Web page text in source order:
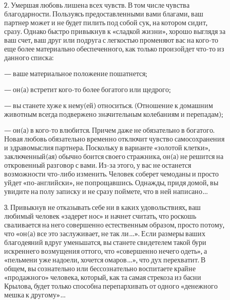
2. Умершая любовь лишена всех чувств. В том числе чувства
благодарности. Пользуясь предоставленными вами благами, ваш
партнер может и не будет пилить под собой сук, на котором сидит,
сразу. Однако быстро привыкнув к «сладкой жизни», хорошо выглядя за
ваш счет, ваш друг или подруга с легкостью променяют вас на кого-то
еще более материально обеспеченного, как только произойдет что-то из
данного списка:
— ваше материальное положение пошатнется;
— он(а) встретит кого-то более богатого или щедрого;
— вы станете хуже к нему(ей) относиться. (Отношение к домашним
животным всегда подвержено значительным колебаниям и перепадам);
— он(а) в кого-то влюбится. Причем даже не обязательно в богатого.
Новая любовь обязательно временно отключит чувство самосохранения
и здравомыслия партнера. Поскольку в варианте «золотой клетки»,
заключенный(ая) обычно боится своего стражника, он(а) не решится на
откровенный разговор с вами. Из-за этого, у вас не останется
возможности что-либо изменить. Человек соберет чемоданы и просто
уйдет «по-английски», не попрощавшись. Однажды, придя домой, вы
увидите на полу записку и не сразу поймете, что в ней написано…
3. Привыкнув не отказывать себе ни в каких удовольствиях, ваш
любимый человек «задерет нос» и начнет считать, что роскошь
сваливается на него совершенно естественным образом, просто потому,
что «он(а) все это заслуживает, не так ли…». Если размеры ваших
благодеяний вдруг уменьшатся, вы станете свидетелем такой бури
искреннего возмущения оттого, что «совершенно нечего одеть», а
«пельмени уже надоели, хочется омаров…», что дух перехватит. В
общем, вы сознательно или бессознательно воспитаете крайне
«продажного» человека, который, как та самая стрекоза из басни
Крылова, будет только способна перепархивать от одного «денежного
мешка к другому»…